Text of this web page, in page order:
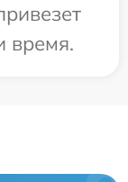
время.